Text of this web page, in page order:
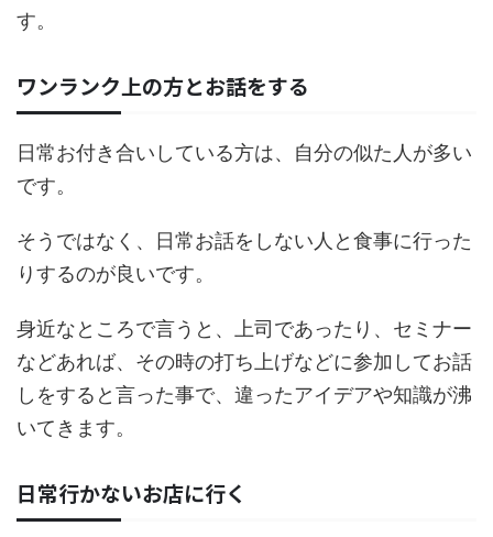
す。
ワンランク上の方とお話をする
日常お付き合いしている方は、自分の似た人が多い
です。
そうではなく、日常お話をしない人と食事に行った
りするのが良いです。
身近なところで言うと、上司であったり、セミナー
などあれば、その時の打ち上げなどに参加してお話
しをすると言った事で、違ったアイデアや知識が沸
いてきます。
日常行かないお店に行く